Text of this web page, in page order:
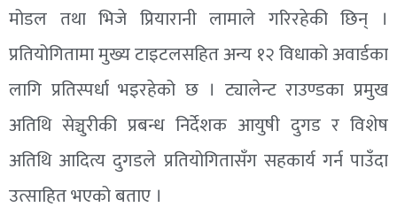
मोडल तथा भिजे प्रियारानी लामाले गरिरहेकी छिन् ।
प्रतियोगितामा मुख्य टाइटलसहित अन्य १२ विधाको अवार्डका
लागि प्रतिस्पर्धा भइरहेको छ । ट्यालेन्ट राउण्डका प्रमुख
अतिथि सेञ्चुरीकी प्रबन्ध निर्देशक आयुषी दुगड र विशेष
अतिथि आदित्य दुगडले प्रतियोगितासँग सहकार्य गर्न पाउँदा
उत्साहित भएको बताए ।